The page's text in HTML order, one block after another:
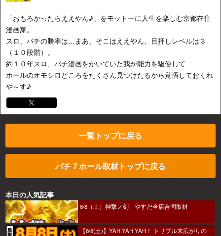
「おもろかったらええやん♪」をモットーに人生を楽しむ京都在住
漫画家。
スロ、パチの勝率は…まあ、そこはええやん。目押しレベルは３
（１０段階）。
約１０年スロ、パチ漫画をかいていた我が能力を駆使して
ホールのオモシロどころをたくさん見つけたるから覚悟しておくれ
や～す♪
一覧トップに戻る
パチ７ホール取材トップに戻る
本日の人気記事
8/8（土）神撃ノ刻 やすだ全店合同取材
【8/8(土)】YAH YAH YAH！ トリプル末広がりの